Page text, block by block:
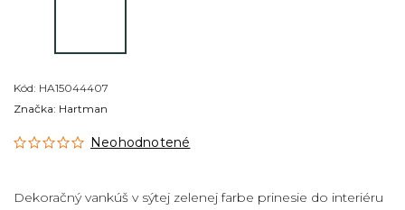
Kód: HA15044407
Neohodnotené
Dekoračný vankúš v sýtej zelenej farbe prinesie do interiéru
Značka: Hartman